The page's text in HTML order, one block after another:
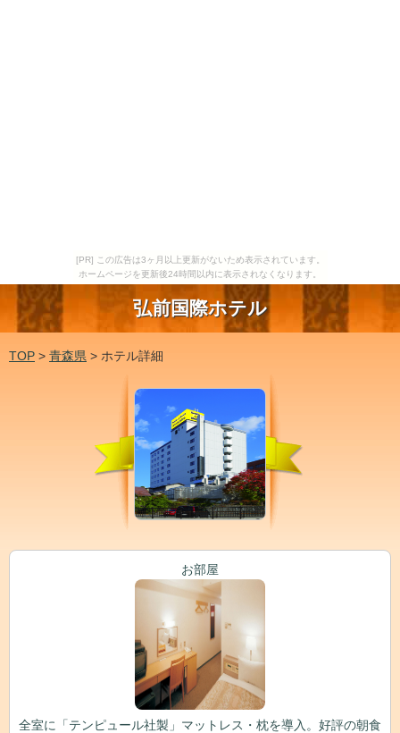
[PR] この広告は3ヶ月以上更新がないため表示されています。
ホームページを更新後24時間以内に表示されなくなります。
弘前国際ホテル
TOP > 青森県 > ホテル詳細
お部屋
全室に「テンピュール社製」マットレス・枕を導入。好評の朝食